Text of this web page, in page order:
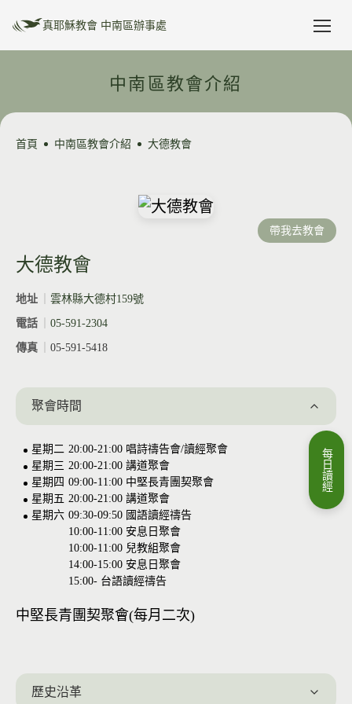
每
日
讀
經
真耶穌教會 中南區辦事處
安排表管理
友站連結
中南區教會介紹
首頁 中南區教會介紹 大德教會
帶我去教會
大德教會
地址 雲林縣大德村159號
電話 05-591-2304
傳真 05-591-5418
聚會時間
星期二 20:00-21:00 唱詩禱告會/讀經聚會
星期三 20:00-21:00 講道聚會
星期四 09:00-11:00 中堅長青團契聚會
星期五 20:00-21:00 講道聚會
星期六 09:30-09:50 國語讀經禱告
10:00-11:00 安息日聚會
10:00-11:00 兒教組聚會
14:00-15:00 安息日聚會
15:00- 台語讀經禱告
中堅長青團契聚會(每月二次)
歷史沿革